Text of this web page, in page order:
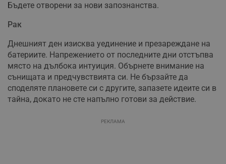
Бъдете отворени за нови запознанства.
Рак
Днешният ден изисква уединение и презареждане на
батериите. Напрежението от последните дни отстъпва
място на дълбока интуиция. Обърнете внимание на
сънищата и предчувствията си. Не бързайте да
споделяте плановете си с другите, запазете идеите си в
тайна, докато не сте напълно готови за действие.
РЕКЛАМА